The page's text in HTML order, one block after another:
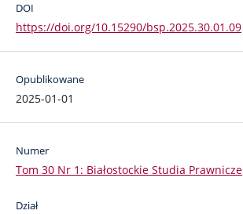
DOI
https://doi.org/10.15290/bsp.2025.30.01.09
Opublikowane
2025-01-01
Numer
Tom 30 Nr 1: Białostockie Studia Prawnicze
Dział